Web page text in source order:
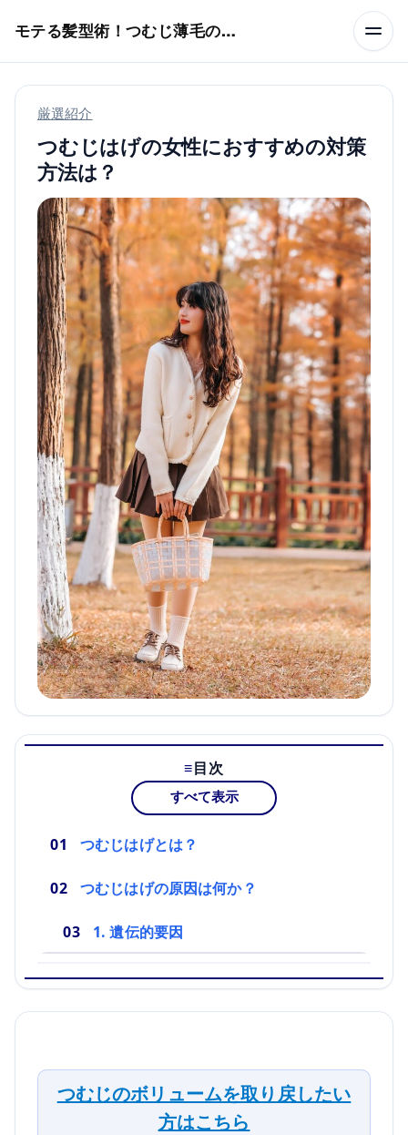
モテる髪型術！つむじ薄毛の隠し方
厳選紹介
つむじはげの女性におすすめの対策
方法は？
目次
すべて表示
つむじはげとは？
つむじはげの原因は何か？
1. 遺伝的要因
つむじのボリュームを取り戻したい
方はこちら